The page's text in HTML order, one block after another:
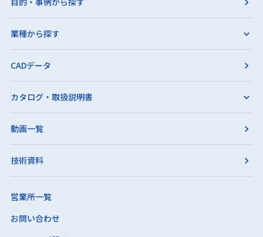
業種から探す
CADデータ
カタログ・取扱説明書
動画一覧
技術資料
営業所一覧
お問い合わせ